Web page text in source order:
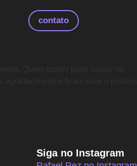
contato
Siga no Instagram